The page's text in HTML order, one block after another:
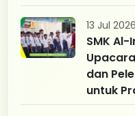
13 Jul 2026
SMK
dan
untuk